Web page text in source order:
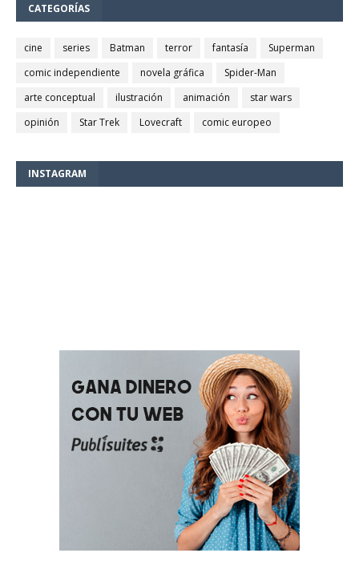
CATEGORÍAS
cine series Batman terror fantasía
Superman
comic independiente
novela gráfica
Spider-Man
arte conceptual
ilustración animación
star wars
opinión
Star Trek Lovecraft comic europeo
INSTAGRAM